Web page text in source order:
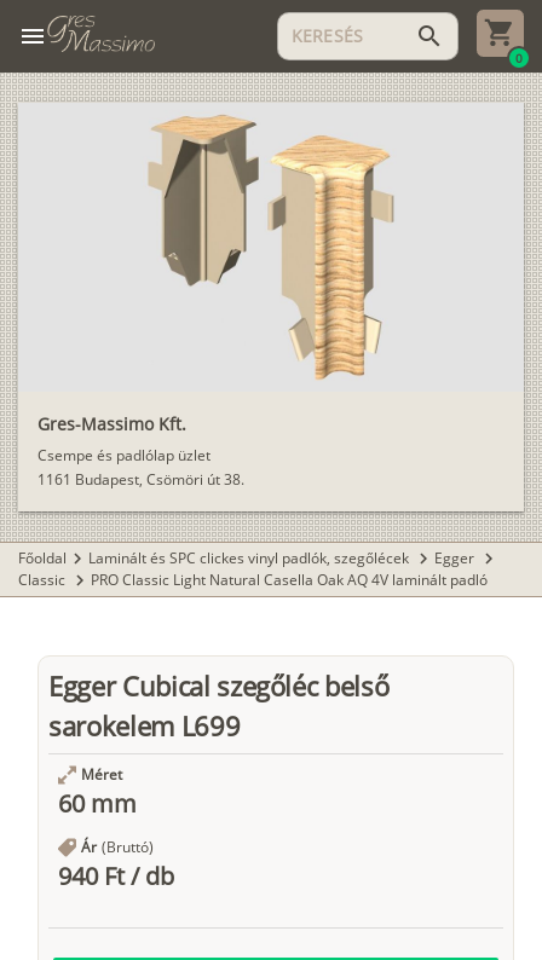
menu search
0
Gres-Massimo Kft.
Csempe és padlólap üzlet
1161 Budapest, Csömöri út 38.
Főoldal chevron_right Laminált és SPC clickes vinyl padlók, szegőlécek chevron_right Egger chevron_right
Classic chevron_right PRO Classic Light Natural Casella Oak AQ 4V laminált padló
Egger Cubical szegőléc belső
sarokelem L699
Méret
60 mm
Ár (Bruttó)
940 Ft/db